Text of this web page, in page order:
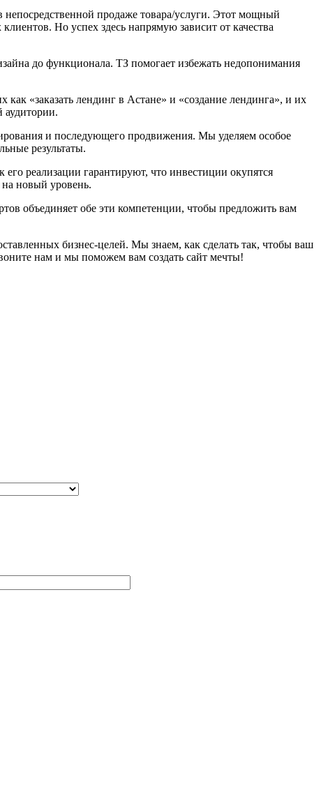
непосредственной продаже товара/услуги. Этот мощный
Но успех здесь напрямую зависит от качества
до функционала. ТЗ помогает избежать недопонимания
«заказать лендинг в Астане» и «создание лендинга», и их
аудитории.
и последующего продвижения. Мы уделяем особое
результаты.
реализации гарантируют, что инвестиции окупятся
новый уровень.
объединяет обе эти компетенции, чтобы предложить вам
бизнес-целей. Мы знаем, как сделать так, чтобы ваш
нам и мы поможем вам создать сайт мечты!